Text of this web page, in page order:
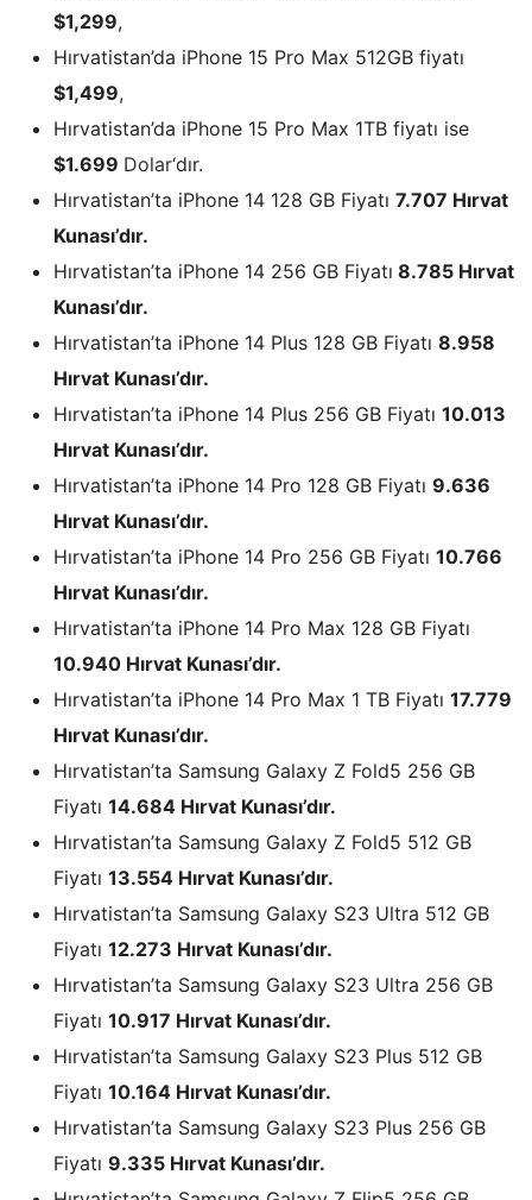
$1,299,
Hırvatistan’da iPhone 15 Pro Max 512GB fiyatı
$1,499,
Hırvatistan’da iPhone 15 Pro Max 1TB fiyatı ise
$1.699 Dolar‘dır.
Hırvatistan’ta iPhone 14 128 GB Fiyatı 7.707 Hırvat
Kunası’dır.
Hırvatistan’ta iPhone 14 256 GB Fiyatı 8.785 Hırvat
Kunası’dır.
Hırvatistan’ta iPhone 14 Plus 128 GB Fiyatı 8.958
Hırvat Kunası’dır.
Hırvatistan’ta iPhone 14 Plus 256 GB Fiyatı 10.013
Hırvat Kunası’dır.
Hırvatistan’ta iPhone 14 Pro 128 GB Fiyatı 9.636
Hırvat Kunası’dır.
Hırvatistan’ta iPhone 14 Pro 256 GB Fiyatı 10.766
Hırvat Kunası’dır.
Hırvatistan’ta iPhone 14 Pro Max 128 GB Fiyatı
10.940 Hırvat Kunası’dır.
Hırvatistan’ta iPhone 14 Pro Max 1 TB Fiyatı 17.779
Hırvat Kunası’dır.
Hırvatistan’ta Samsung Galaxy Z Fold5 256 GB
Fiyatı 14.684 Hırvat Kunası’dır.
Hırvatistan’ta Samsung Galaxy Z Fold5 512 GB
Fiyatı 13.554 Hırvat Kunası’dır.
Hırvatistan’ta Samsung Galaxy S23 Ultra 512 GB
Fiyatı 12.273 Hırvat Kunası’dır.
Hırvatistan’ta Samsung Galaxy S23 Ultra 256 GB
Fiyatı 10.917 Hırvat Kunası’dır.
Hırvatistan’ta Samsung Galaxy S23 Plus 512 GB
Fiyatı 10.164 Hırvat Kunası’dır.
Hırvatistan’ta Samsung Galaxy S23 Plus 256 GB
Fiyatı 9.335 Hırvat Kunası’dır.